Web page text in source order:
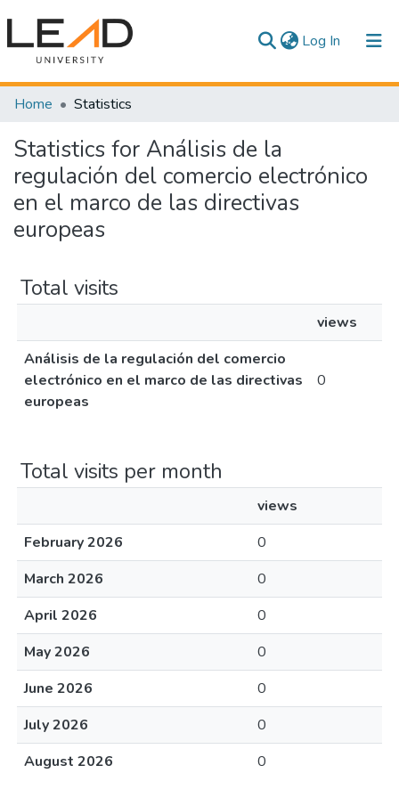
Log In (current)
Communities & Collections
All of DSpace
Home Statistics
Statistics for Análisis de la
regulación del comercio electrónico
en el marco de las directivas
europeas
Total visits
views
Análisis de la regulación del comercio
electrónico en el marco de las directivas
europeas
0
Total visits per month
views
February 2026
0
March 2026
0
April 2026
0
May 2026
0
June 2026
0
July 2026
0
August 2026
0